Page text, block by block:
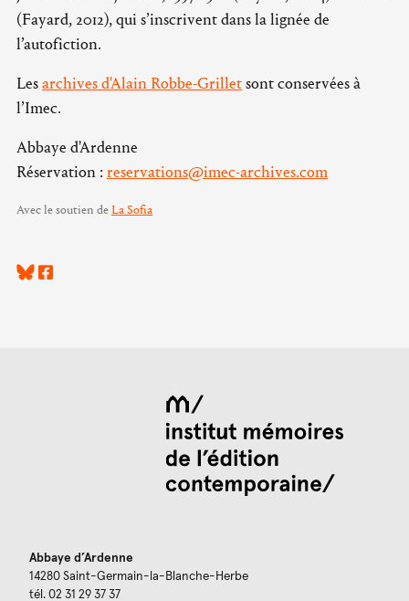
(Fayard, 2012), qui s’inscrivent dans la lignée de
l’autofiction.
Lesarchives d'Alain Robbe-Grilletsont conservées à
l’Imec.
Abbaye d'Ardenne
Réservation : reservations@imec-archives.com
Avec le soutien deLa Sofia
Abbaye d’Ardenne
14280 Saint-Germain-la-Blanche-Herbe
tél. 02 31 29 37 37